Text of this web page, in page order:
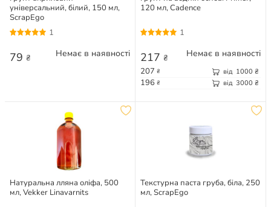
універсальний, білий, 150 мл,
ScrapEgo
1
79 ₴ Немає в наявності
120 мл, Cadence
1
217 ₴ Немає в наявності
207 ₴ від 1000 ₴
196 ₴ від 3000 ₴
Натуральна лляна оліфа, 500
мл, Vekker Linavarnits
Текстурна паста груба, біла, 250
мл, ScrapEgo